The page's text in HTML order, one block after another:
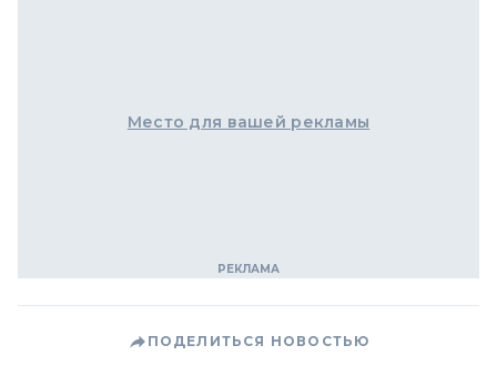
Место для вашей рекламы
ПОДЕЛИТЬСЯ НОВОСТЬЮ